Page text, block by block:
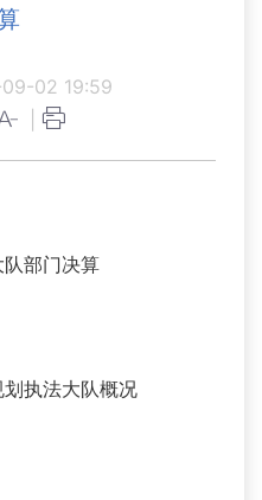
02 19:59
部门决算
执法大队概况